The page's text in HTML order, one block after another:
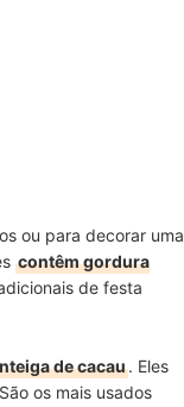
ou para decorar uma
contêm gordura
de festa
de cacau. Eles
os mais usados